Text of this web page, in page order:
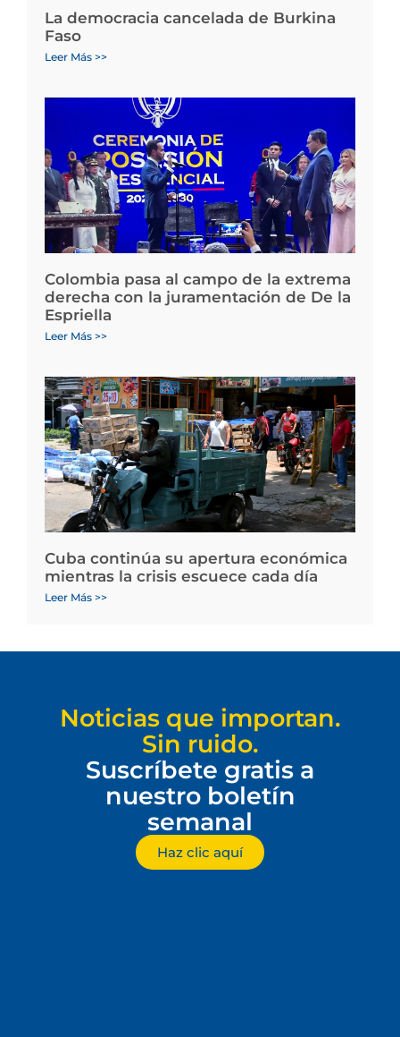
La democracia cancelada de Burkina
Faso
Leer Más >>
Colombia pasa al campo de la extrema
derecha con la juramentación de De la
Espriella
Leer Más >>
Cuba continúa su apertura económica
mientras la crisis escuece cada día
Leer Más >>
Noticias que importan.
Sin ruido.
Suscríbete gratis a
nuestro boletín
semanal
Haz clic aquí